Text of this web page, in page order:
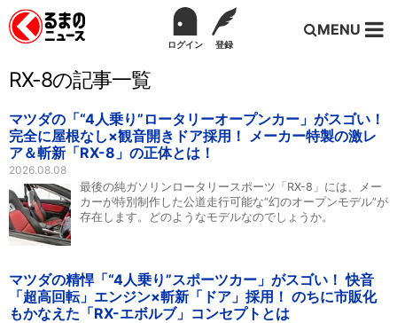
ログイン 登録
MENU
RX-8の記事一覧
マツダの「“4人乗り”ロータリーオープンカー」がスゴい！
完全に屋根なし×観音開きドア採用！ メーカー特製の激レ
ア＆斬新「RX-8」の正体とは！
2026.08.08
最後の純ガソリンロータリースポーツ「RX-8」には、メー
カーが特別制作した公道走行可能な“幻のオープンモデル”が
存在します。どのようなモデルなのでしょうか。
マツダの精悍「“4人乗り”スポーツカー」がスゴい！ 快音
「超高回転」エンジン×斬新「ドア」採用！ のちに市販化
もかなえた「RX-エボルブ」コンセプトとは